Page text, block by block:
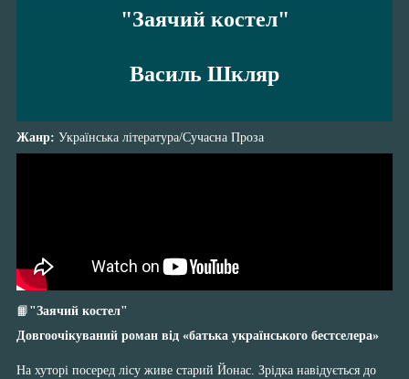
"Заячий костел"
Василь Шкляр
Жанр: Українська література/Сучасна Проза
📙 "Заячий костел"
Довгоочікуваний роман від «батька українського бестселера»
На хуторі посеред лісу живе старий Йонас. Зрідка навідується до